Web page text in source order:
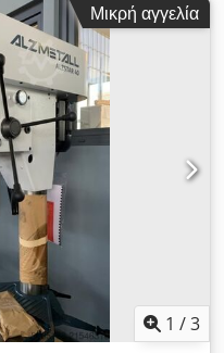
Μικρή αγγελία
1 /3